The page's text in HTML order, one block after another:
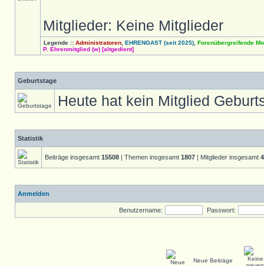
Mitglieder: Keine Mitglieder
Legende :: Administratoren EHRENGAST (seit 2025) Forenübergreifende
P. Ehrenmitglied (w) [altgedient]
Geburtstage
Heute hat kein Mitglied
Statistik
Beiträge insgesamt 15508 | Themen insgesamt 1807 | Mitglieder insgesamt
Anmelden
Benutzername: Passwort:
Neue Beiträge